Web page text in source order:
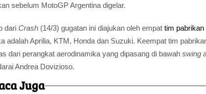
sebelum MotoGP Argentina digelar.
dari Crash (14/3) gugatan ini diajukan oleh empat tim pabrikan
adalah Aprilia, KTM, Honda dan Suzuki. Keempat tim
dari perangkat aerodinamika yang dipasang di bawah swing
Andrea Dovizioso.
Juga